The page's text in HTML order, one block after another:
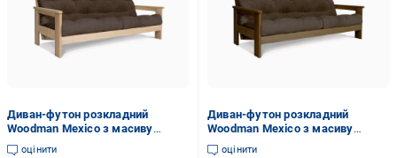
Диван-футон розкладний
Woodman Mexico з масиву
дерева Бук/Коричневий
оцінити
Диван-футон розкладний
Woodman Mexico з масиву
дерева Горіховий/Коричневий
оцінити